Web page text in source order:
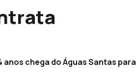
anos chega do Águas Santas para